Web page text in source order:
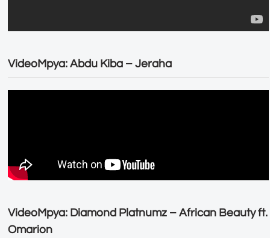
VideoMpya: Abdu Kiba – Jeraha
VideoMpya: Diamond Platnumz – African Beauty ft.
Omarion